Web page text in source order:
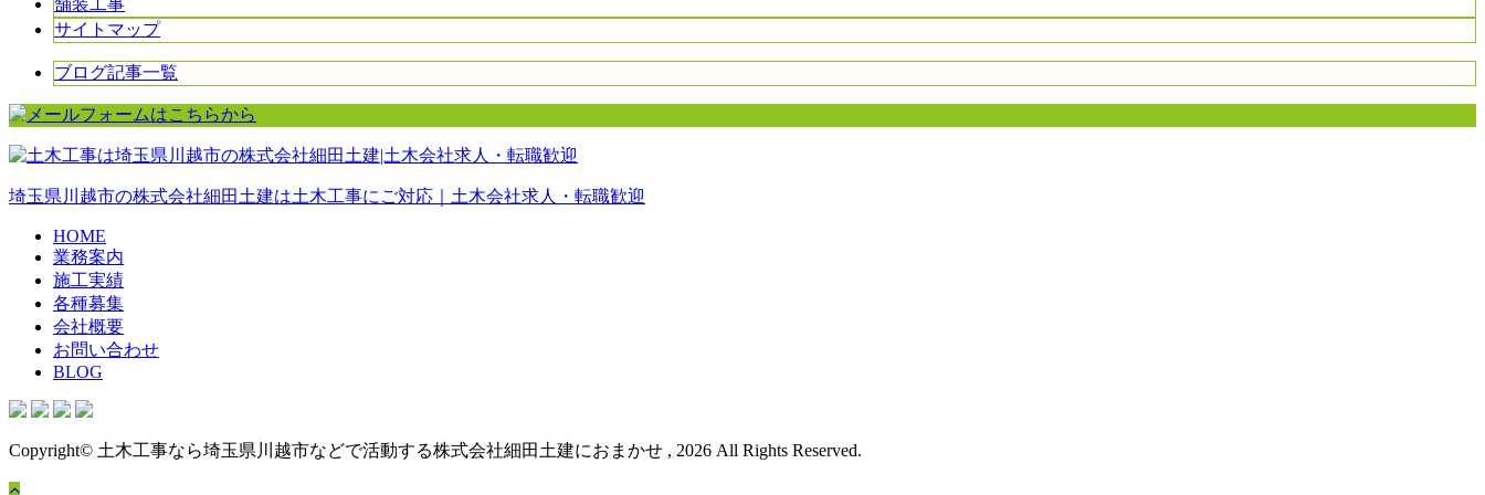
サイトマップ
ブログ記事一覧
埼玉県川越市の株式会社細田土建は土木工事にご対応｜土木会社求人・転職歓迎
HOME
業務案内
施工実績
各種募集
会社概要
お問い合わせ
BLOG
Copyright© 土木工事なら埼玉県川越市などで活動する株式会社細田土建におまかせ , 2026 All Rights Reserved.